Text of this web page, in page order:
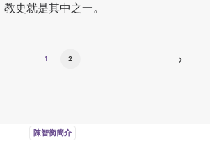
教史就是其中之一。
1 2
陳智衡簡介